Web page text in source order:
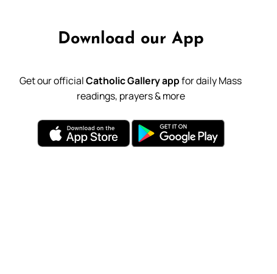
Download our App
Get our officialCatholic Gallery appfor daily Mass
readings, prayers & more